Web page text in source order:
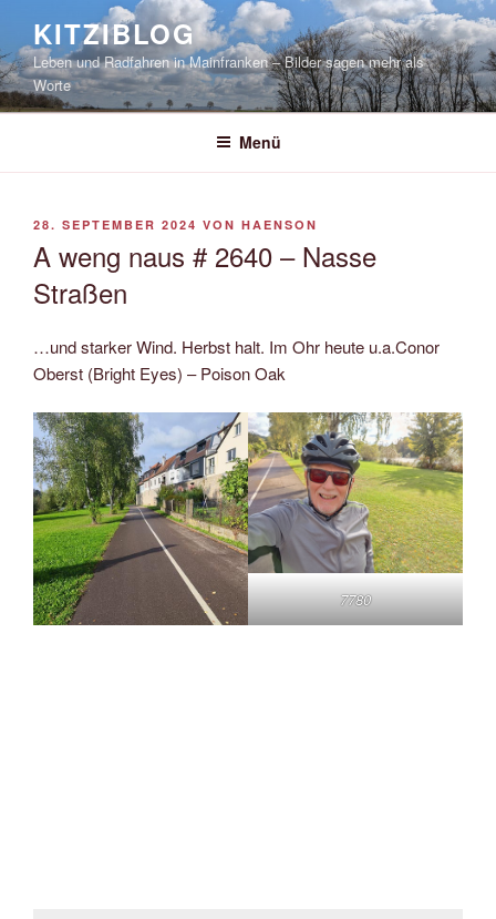
springen
KITZIBLOG
Leben und Radfahren in Mainfranken – Bilder sagen mehr als
Worte
Menü
VERÖFFENTLICHT
28. SEPTEMBER 2024 VON HAENSON
A weng naus # 2640 – Nasse
Straßen
…und starker Wind. Herbst halt. Im Ohr heute u.a.Conor
Oberst (Bright Eyes) – Poison Oak
7780